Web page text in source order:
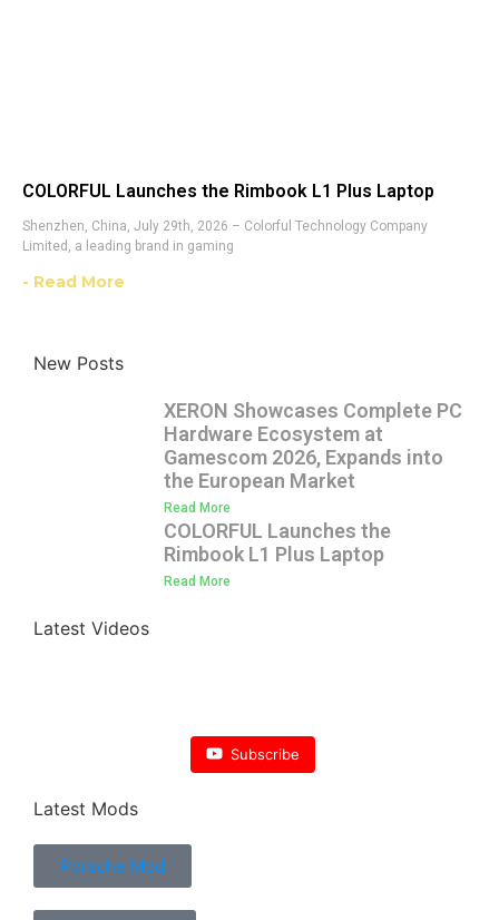
COLORFUL Launches the Rimbook L1 Plus Laptop
Shenzhen, China, July 29th, 2026 – Colorful Technology Company
Limited, a leading brand in gaming
- Read More
New Posts
XERON Showcases Complete PC
Hardware Ecosystem at
Gamescom 2026, Expands into
the European Market
Read More
COLORFUL Launches the
Rimbook L1 Plus Laptop
Read More
Latest Videos
Subscribe
Latest Mods
Porsche Mod